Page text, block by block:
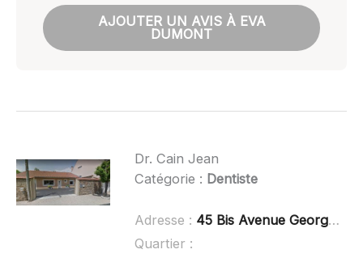
AJOUTER UN AVIS À EVA
DUMONT
Dr. Cain Jean
Catégorie : Dentiste
Adresse : 45 Bis Avenue Georges Clemenceau, 63600 Ambert
Quartier :